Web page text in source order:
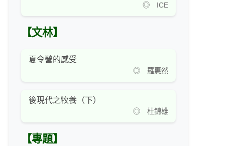
◎ ICE
【文林】
夏令營的感受
◎ 羅惠然
後現代之牧養（下）
◎ 杜錦雄
【專題】